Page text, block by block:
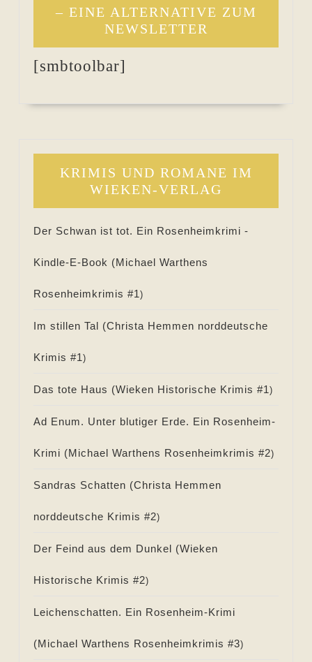
– EINE ALTERNATIVE ZUM
NEWSLETTER
[smbtoolbar]
KRIMIS UND ROMANE IM
WIEKEN-VERLAG
Der Schwan ist tot. Ein Rosenheimkrimi -
Kindle-E-Book (Michael Warthens
Rosenheimkrimis #1)
Im stillen Tal (Christa Hemmen norddeutsche
Krimis #1)
Das tote Haus (Wieken Historische Krimis #1)
Ad Enum. Unter blutiger Erde. Ein Rosenheim-
Krimi (Michael Warthens Rosenheimkrimis #2)
Sandras Schatten (Christa Hemmen
norddeutsche Krimis #2)
Der Feind aus dem Dunkel (Wieken
Historische Krimis #2)
Leichenschatten. Ein Rosenheim-Krimi
(Michael Warthens Rosenheimkrimis #3)